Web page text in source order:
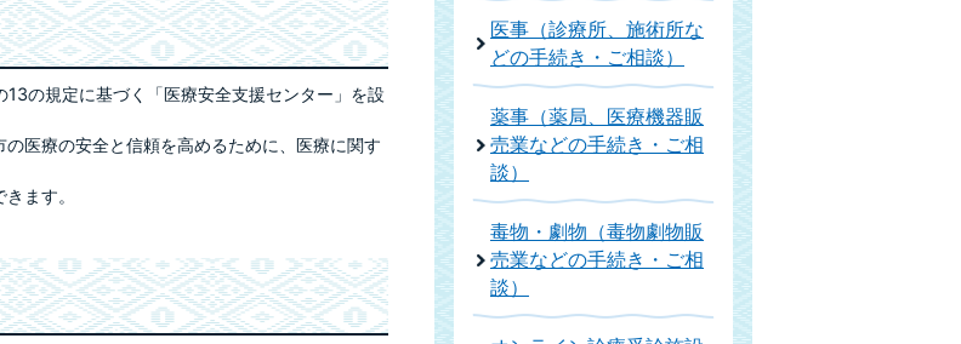
の規定に基づく「医療安全支援センター」を設
医療の安全と信頼を高めるために、医療に関す
ます。
医事（診療所、施術所な
どの手続き・ご相談）
薬事（薬局、医療機器販
売業などの手続き・ご相
談）
毒物・劇物（毒物劇物販
売業などの手続き・ご相
談）